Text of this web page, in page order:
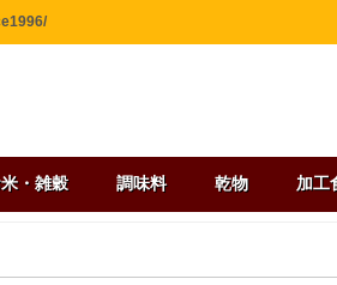
・雑穀 調味料 乾物 加工